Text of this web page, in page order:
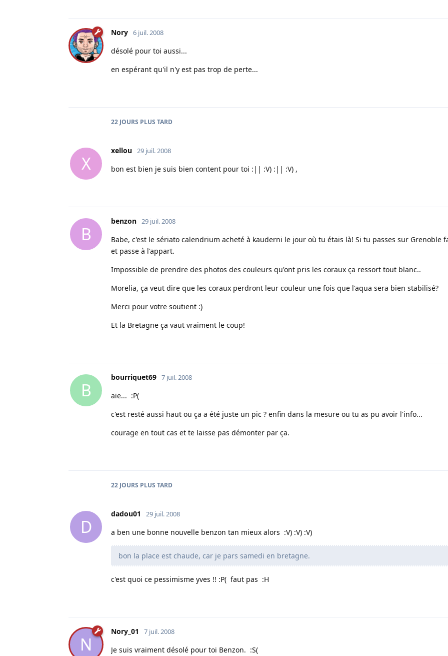
Nory 6 juil. 2008
désolé pour toi aussi...
en espérant qu'il n'y est pas trop de perte...
22 JOURS PLUS TARD
X
xellou 29 juil. 2008
bon est bien je suis bien content pour toi :|| :V) :|| :V) ,
B
benzon 29 juil. 2008
Babe, c'est le sériato calendrium acheté à kauderni le jour où tu étais là! Si tu passes sur Grenoble
et passe à l'appart.
Impossible de prendre des photos des couleurs qu'ont pris les coraux ça ressort tout blanc..
Morelia, ça veut dire que les coraux perdront leur couleur une fois que l'aqua sera bien stabilisé?
Merci pour votre soutient :)
Et la Bretagne ça vaut vraiment le coup!
B
bourriquet69 7 juil. 2008
aie... :P(
c'est resté aussi haut ou ça a été juste un pic ? enfin dans la mesure ou tu as pu avoir l'info...
courage en tout cas et te laisse pas démonter par ça.
22 JOURS PLUS TARD
D
dadou01 29 juil. 2008
a ben une bonne nouvelle benzon tan mieux alors :V) :V) :V)
bon la place est chaude, car je pars samedi en bretagne.
c'est quoi ce pessimisme yves !! :P( faut pas :H
N
Nory_01 7 juil. 2008
Je suis vraiment désolé pour toi Benzon. :S(